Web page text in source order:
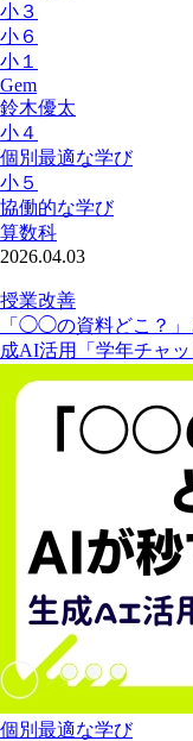
小３
小６
小１
Gem
鈴木優太
小４
個別最適な学び
小５
協働的な学び
算数科
2026.04.03
授業改善
「◯◯の資料どこ？」
成AI活用「学年チャ
個別最適な学び